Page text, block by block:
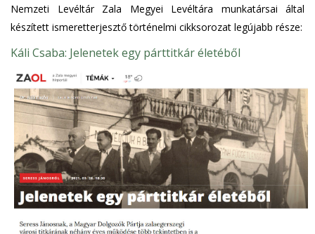
Nemzeti Levéltár Zala Megyei Levéltára munkatársai által
készített ismeretterjesztő történelmi cikksorozat legújabb része:
Káli Csaba: Jelenetek egy párttitkár életéből